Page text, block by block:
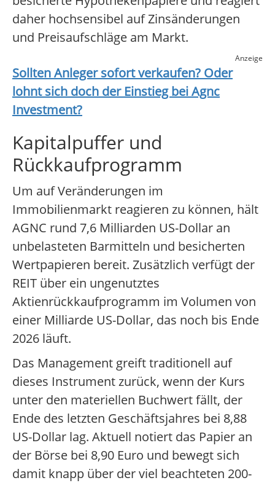
daher hochsensibel auf Zinsänderungen
und Preisaufschläge am Markt.
Anzeige
Sollten Anleger sofort verkaufen? Oder
lohnt sich doch der Einstieg beiAgnc
Investment?
Kapitalpuffer und
Rückkaufprogramm
Um auf Veränderungen im
Immobilienmarkt reagieren zu können, hält
AGNC rund 7,6 Milliarden US-Dollar an
unbelasteten Barmitteln und besicherten
Wertpapieren bereit. Zusätzlich verfügt der
REIT über ein ungenutztes
Aktienrückkaufprogramm im Volumen von
einer Milliarde US-Dollar, das noch bis Ende
2026 läuft.
Das Management greift traditionell auf
dieses Instrument zurück, wenn der Kurs
unter den materiellen Buchwert fällt, der
Ende des letzten Geschäftsjahres bei 8,88
US-Dollar lag. Aktuell notiert das Papier an
der Börse bei 8,90 Euro und bewegt sich
damit knapp über der viel beachteten 200-